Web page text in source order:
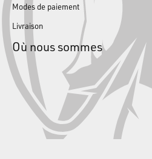
Modes de paiement
Livraison
Où nous sommes